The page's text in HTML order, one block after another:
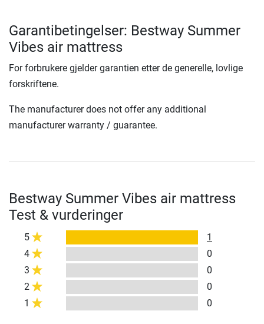
Garantibetingelser: Bestway Summer
Vibes air mattress
For forbrukere gjelder garantien etter de generelle, lovlige
forskriftene.
The manufacturer does not offer any additional
manufacturer warranty / guarantee.
Bestway Summer Vibes air mattress
Test & vurderinger
5
1
4
0
3
0
2
0
1
0